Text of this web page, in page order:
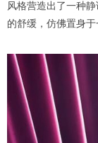
风格营造出了一种
的舒缓，仿佛置身